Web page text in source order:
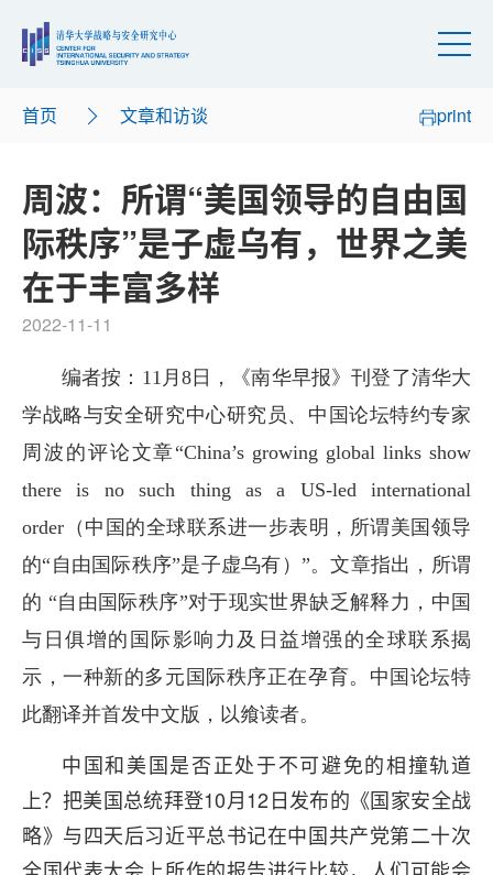
首页 文章和访谈 print
周波：所谓“美国领导的自由国
际秩序”是子虚乌有，世界之美
在于丰富多样
2022-11-11
编者按：11月8日，《南华早报》刊登了清华大
学战略与安全研究中心研究员、中国论坛特约专家
周波的评论文章“China’s growing global links show
there is no such thing as a US-led international
order（中国的全球联系进一步表明，所谓美国领导
的“自由国际秩序”是子虚乌有）”。文章指出，所谓
的 “自由国际秩序”对于现实世界缺乏解释力，中国
与日俱增的国际影响力及日益增强的全球联系揭
示，一种新的多元国际秩序正在孕育。中国论坛特
此翻译并首发中文版，以飨读者。
中国和美国是否正处于不可避免的相撞轨道
上？把美国总统拜登10月12日发布的《国家安全战
略》与四天后习近平总书记在中国共产党第二十次